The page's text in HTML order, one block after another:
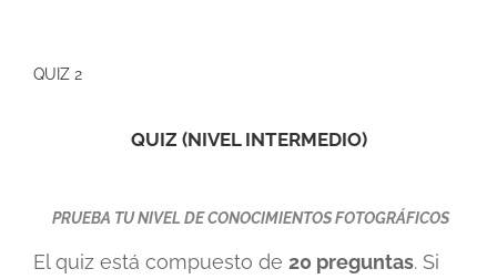
QUIZ 2
QUIZ (NIVEL INTERMEDIO)
PRUEBA TU NIVEL DE CONOCIMIENTOS FOTOGRÁFICOS
El quiz está compuesto de 20 preguntas. Si